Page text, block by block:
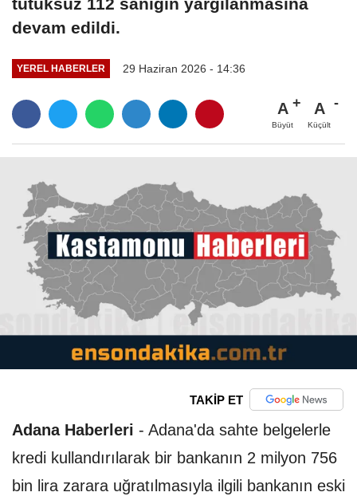
devam edildi.
YEREL HABERLER 29 Haziran 2026 - 14:36
A
Büyüt
A
Küçült
TAKİP ET
Adana Haberleri - Adana'da sahte belgelerle
kredi kullandırılarak bir bankanın 2 milyon 756
bin lira zarara uğratılmasıyla ilgili bankanın eski